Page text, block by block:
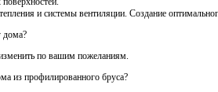
и системы вентиляции. Создание
дома?
по вашим пожеланиям.
из профилированного бруса?